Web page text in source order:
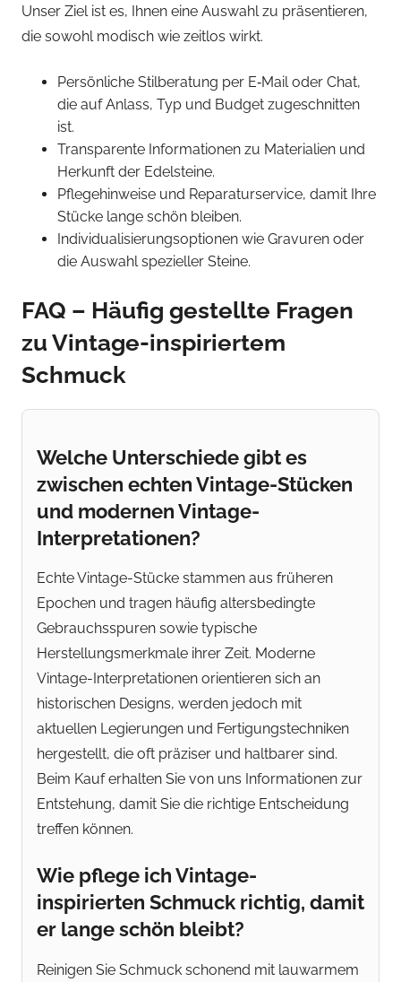
Unser Ziel ist es, Ihnen eine Auswahl zu präsentieren,
die sowohl modisch wie zeitlos wirkt.
Persönliche Stilberatung per E‑Mail oder Chat,
die auf Anlass, Typ und Budget zugeschnitten
ist.
Transparente Informationen zu Materialien und
Herkunft der Edelsteine.
Pflegehinweise und Reparaturservice, damit Ihre
Stücke lange schön bleiben.
Individualisierungsoptionen wie Gravuren oder
die Auswahl spezieller Steine.
FAQ – Häufig gestellte Fragen
zu Vintage-inspiriertem
Schmuck
Welche Unterschiede gibt es
zwischen echten Vintage-Stücken
und modernen Vintage-
Interpretationen?
Echte Vintage-Stücke stammen aus früheren
Epochen und tragen häufig altersbedingte
Gebrauchsspuren sowie typische
Herstellungsmerkmale ihrer Zeit. Moderne
Vintage-Interpretationen orientieren sich an
historischen Designs, werden jedoch mit
aktuellen Legierungen und Fertigungstechniken
hergestellt, die oft präziser und haltbarer sind.
Beim Kauf erhalten Sie von uns Informationen zur
Entstehung, damit Sie die richtige Entscheidung
treffen können.
Wie pflege ich Vintage-
inspirierten Schmuck richtig, damit
er lange schön bleibt?
Reinigen Sie Schmuck schonend mit lauwarmem